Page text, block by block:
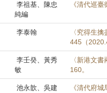
李祖基、陳忠
純編
《清代巡
李泰翰
〈究得生
445（
李壬癸、黃秀
敏
〈新港文
160。
池永歆、吳建
《清代府